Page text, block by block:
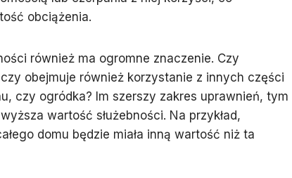
obciążenia.
również ma ogromne znaczenie. Czy
obejmuje również korzystanie z innych części
czy ogródka? Im szerszy zakres uprawnień, tym
wartość służebności. Na przykład,
domu będzie miała inną wartość niż ta